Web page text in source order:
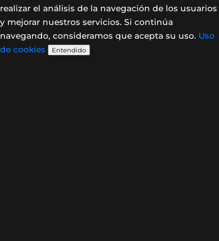
realizar el análisis de la navegación de los usuarios
y mejorar nuestros servicios. Si continúa
navegando, consideramos que acepta su uso. Uso
de cookies
Entendido